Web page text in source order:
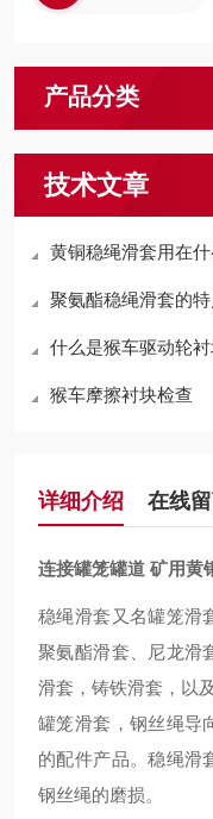
产品分类
技术文章
黄铜稳绳滑套用在
聚氨酯稳绳滑套的特
什么是猴车驱动轮
猴车摩擦衬块检查
详细介绍 在线
连接罐笼罐道 矿用黄
稳绳滑套又名罐笼滑
聚氨酯滑套、尼龙滑
滑套，铸铁滑套， 以及
罐笼滑套，钢丝绳导
的配件产品。稳绳滑
钢丝绳的磨损。